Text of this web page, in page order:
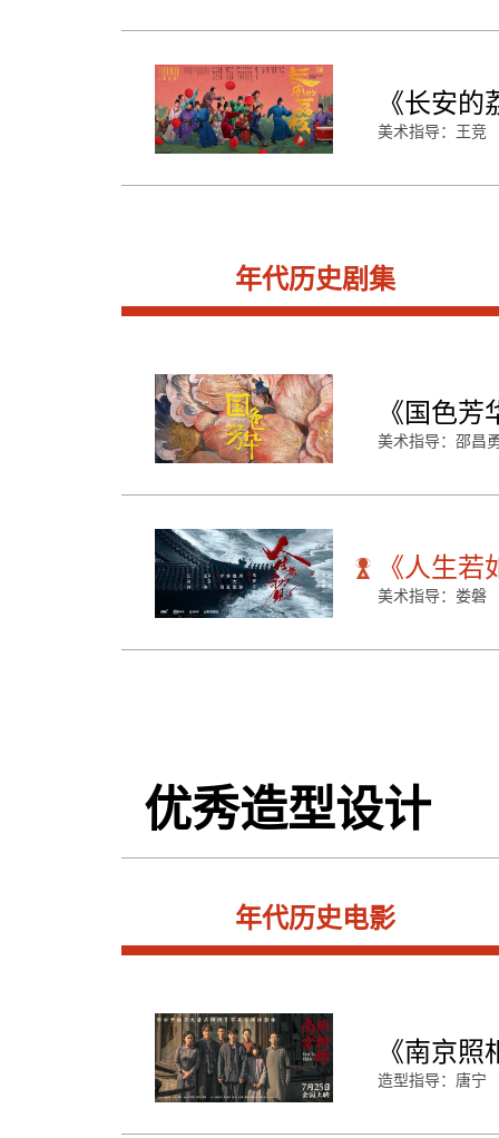
《长安的
美术指导：王竞
年代历史剧集
《国色芳
美术指导：邵昌
《人生若
美术指导：娄磐
优秀造型设计
年代历史电影
《南京照
造型指导：唐宁